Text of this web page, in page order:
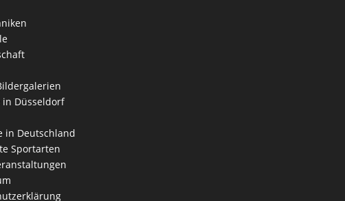
in Düsseldorf
in Deutschland
Sportarten